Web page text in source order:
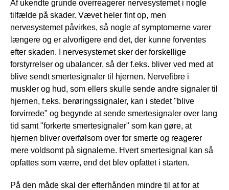
Af ukendte grunde overreagerer nervesystemet i nogle
tilfælde på skader. Vævet heler fint op, men
nervesystemet påvirkes, så nogle af symptomerne varer
længere og er alvorligere end det, der kunne forventes
efter skaden. I nervesystemet sker der forskellige
forstyrrelser og ubalancer, så der f.eks. bliver ved med at
blive sendt smertesignaler til hjernen. Nervefibre i
muskler og hud, som ellers skulle sende andre signaler til
hjernen, f.eks. berøringssignaler, kan i stedet "blive
forvirrede" og begynde at sende smertesignaler over lang
tid samt "forkerte smertesignaler" som kan gøre, at
hjernen bliver overfølsom over for smerte og reagerer
mere voldsomt på signalerne. Hvert smertesignal kan så
opfattes som værre, end det blev opfattet i starten.
På den måde skal der efterhånden mindre til at for at